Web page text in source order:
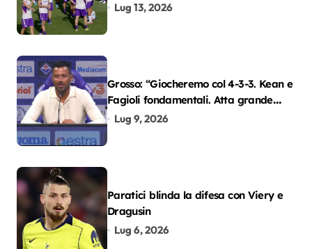
Lug 13, 2026
Grosso: “Giocheremo col 4-3-3. Kean e
Fagioli fondamentali. Atta grande
colpo”
Lug 9, 2026
Paratici blinda la difesa con Viery e
Dragusin
Lug 6, 2026